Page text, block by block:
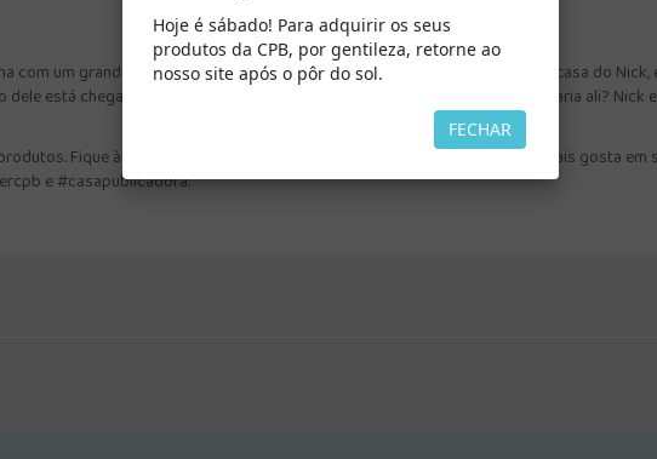
com um grande sorriso! O carteiro acabou de entregar uma encomenda na casa do
está chegando. Seria um presente? E se fosse, que tipo de presente estaria ali? Nick
Fique à vontade para postar fotos, vídeos e as citações que você mais gosta em
e #casapublicadora.
Hoje é sábado! Para adquirir os seus
produtos da CPB, por gentileza, retorne ao
nosso site após o pôr do sol.
FECHAR